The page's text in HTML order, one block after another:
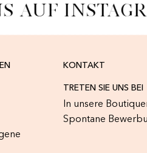
AUF
KONTAKT
TRETEN SIE UNS BEI
In unsere
Spontane